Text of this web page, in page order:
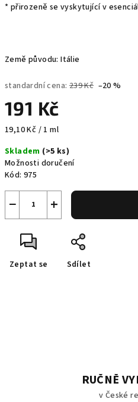
* přirozeně se vyskytující v
Země původu: Itálie
standardní cena: 239 Kč –20 %
191 Kč
Měrná
19,10 Kč / 1 ml
Skladem (>5 ks)
Možnosti doručení
Kód: 975
+
−
Zeptat se Sdílet
RUČNĚ
v České